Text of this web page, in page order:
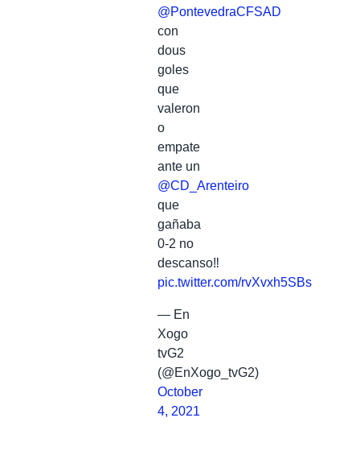
@PontevedraCFSAD
con
dous
goles
que
valeron
o
empate
ante un
@CD_Arenteiro
que
gañaba
0-2 no
descanso‼️
pic.twitter.com/rvXvxh5SBs
— En
Xogo
tvG2
(@EnXogo_tvG2)
October
4, 2021